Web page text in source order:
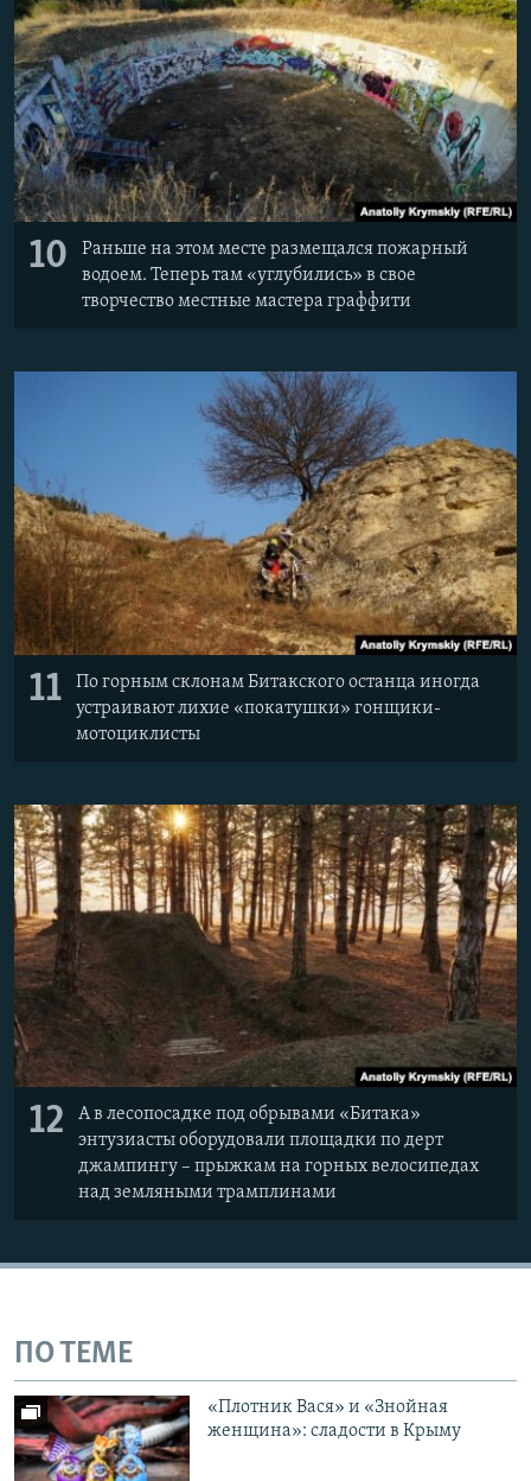
10
Раньше на этом месте размещался пожарный
водоем. Теперь там «углубились» в свое
творчество местные мастера граффити
11
По горным склонам Битакского останца иногда
устраивают лихие «покатушки» гонщики-
мотоциклисты
12
А в лесопосадке под обрывами «Битака»
энтузиасты оборудовали площадки по дерт
джампингу – прыжкам на горных велосипедах
над земляными трамплинами
ПО ТЕМЕ
«Плотник Вася» и «Знойная
женщина»: сладости в Крыму